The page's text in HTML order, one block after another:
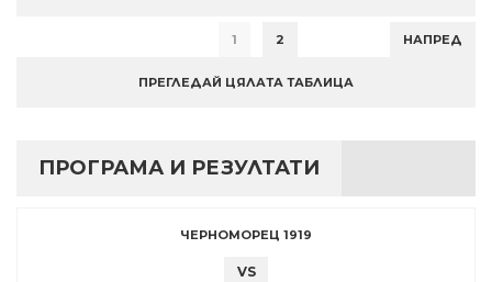
1 2 НАПРЕД
ПРЕГЛЕДАЙ ЦЯЛАТА ТАБЛИЦА
ПРОГРАМА И РЕЗУЛТАТИ
ЧЕРНОМОРЕЦ 1919
VS